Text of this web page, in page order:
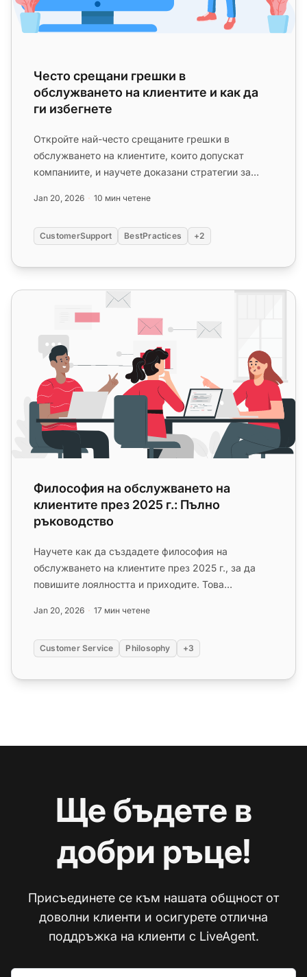
Често срещани грешки в
обслужването на клиентите и как да
ги избегнете
Откройте най-често срещаните грешки в
обслужването на клиентите, които допускат
компаниите, и научете доказани стратегии за
Jan 20, 2026 10 мин четене
CustomerSupport BestPractices +2
Философия на обслужването на клиентите през 2025
Философия на обслужването на
клиентите през 2025 г.: Пълно
ръководство
Научете как да създадете философия на
обслужването на клиентите през 2025 г., за да
повишите лоялността и приходите. Това
Jan 20, 2026 17 мин четене
Customer Service Philosophy +3
Ще бъдете в
добри ръце!
Присъединете се към нашата общност от
доволни клиенти и осигурете отлична
поддръжка на клиенти с LiveAgent.